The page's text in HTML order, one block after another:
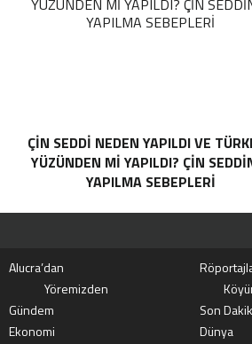
ÇIN SEDDI NEDEN YAPILDI VE
YÜZÜNDEN MI YAPILDI? ÇIN
YAPILMA SEBEPLERI
Alucra’dan
Yöremizden
Gündem
Son
Ekonomi
Dünya